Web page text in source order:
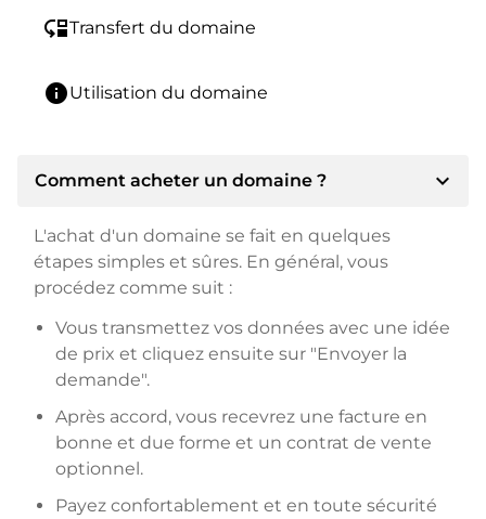
move_downTransfert du domaine
infoUtilisation du domaine
Comment acheter un domaine ? expand_more
L'achat d'un domaine se fait en quelques
étapes simples et sûres. En général, vous
procédez comme suit :
Vous transmettez vos données avec une idée
de prix et cliquez ensuite sur "Envoyer la
demande".
Après accord, vous recevrez une facture en
bonne et due forme et un contrat de vente
optionnel.
Payez confortablement et en toute sécurité